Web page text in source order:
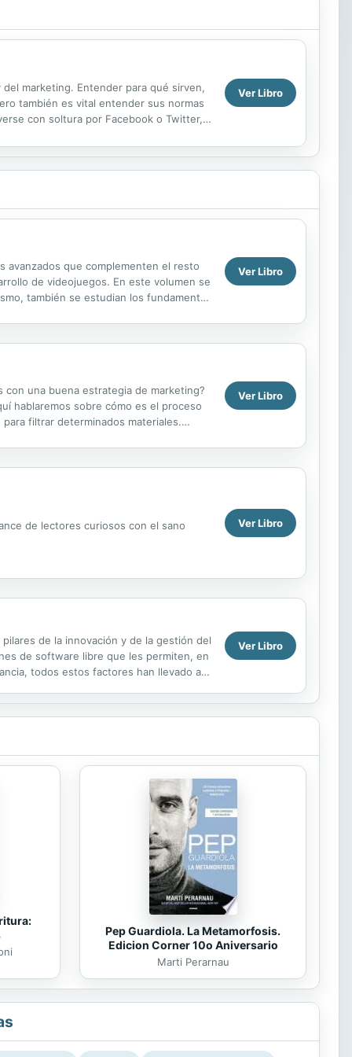
marketing. Entender para qué sirven,
también es vital entender sus normas
con soltura por Facebook o Twitter,
Ver Libro
avanzados que complementen el resto
de videojuegos. En este volumen se
también se estudian los fundamentos
Ver Libro
una buena estrategia de marketing?
hablaremos sobre cómo es el proceso
filtrar determinados materiales.
Ver Libro
de lectores curiosos con el sano Ver Libro
de la innovación y de la gestión del
de software libre que les permiten, en
todos estos factores han llevado a la
Ver Libro
Pep Guardiola. La Metamorfosis.
Edicion Corner 10o Aniversario
Marti Perarnau